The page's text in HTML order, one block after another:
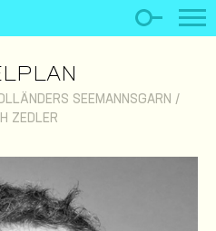
SEEMANNSGARN /
ZEDLER